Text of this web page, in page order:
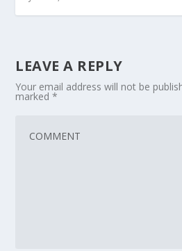
LEAVE A REPLY
Your email address will not be
marked*